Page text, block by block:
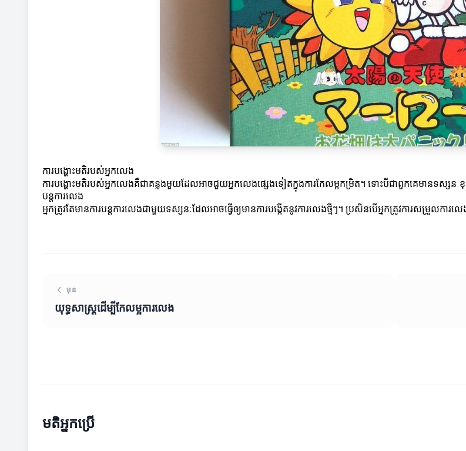
ការបង្ហោះមតិរបស់អ្នកលេង
ការបង្ហោះមតិរបស់អ្នកលេងគឺជាគន្លងមួយដែលអាចជួយអ្នកលេងផ្សេងទៀតក្នុងការកែលម្អកម្រិត។ ទោះបីជាពួកគេមានទស្សនៈខុ
បន្តការលេង
អ្នកត្រូវតែមានការបន្តការលេងជាមួយទស្សនៈដែលអាចធ្វើឲ្យមានការបង្កើតនូវការលេងថ្មីៗ។ ប្រសិនបើអ្នកត្រូវការសម្រួលក
មុន
យុទ្ធសាស្ត្រ​ដើម្បីកែលម្អការលេង
មតិអ្នកប្រើ